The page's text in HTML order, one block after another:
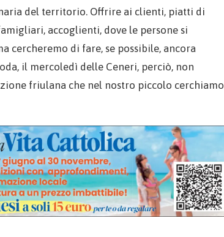
del territorio. Offrire ai clienti, piatti di
accoglienti, dove le persone si
cercheremo di fare, se possibile, ancora
il mercoledì delle Ceneri, perciò, non
friulana che nel nostro piccolo cerchiamo